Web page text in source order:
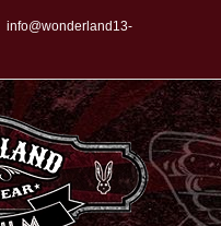
info@wonderland13-